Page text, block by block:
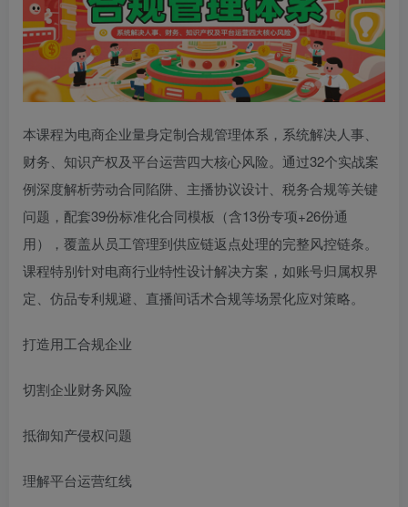
本课程为电商企业量身定制合规管理体系，系统解决人事、
财务、知识产权及平台运营四大核心风险。通过32个实战案
例深度解析劳动合同陷阱、主播协议设计、税务合规等关键
问题，配套39份标准化合同模板（含13份专项+26份通
用），覆盖从员工管理到供应链返点处理的完整风控链条。
课程特别针对电商行业特性设计解决方案，如账号归属权界
定、仿品专利规避、直播间话术合规等场景化应对策略。
打造用工合规企业
切割企业财务风险
抵御知产侵权问题
理解平台运营红线